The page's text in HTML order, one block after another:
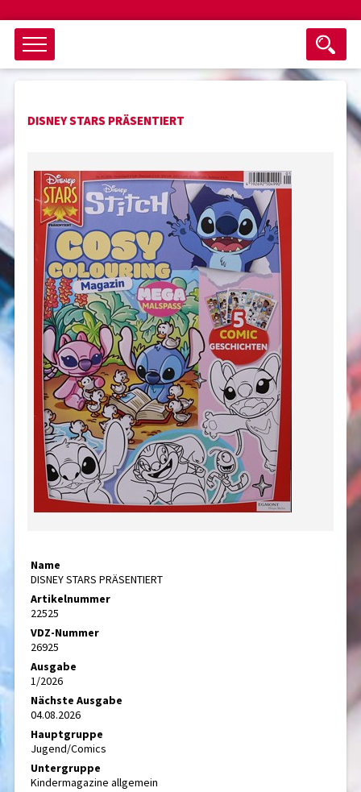
Objektsuche
als ganzes Wort suchen
keine eingestellten Titel
nur Titel im Angebot Suche zurücksetzen
Suchen
DISNEY STARS PRÄSENTIERT
Name
DISNEY STARS PRÄSENTIERT
Artikelnummer
22525
VDZ-Nummer
26925
Ausgabe
1/2026
Nächste Ausgabe
04.08.2026
Hauptgruppe
Jugend/Comics
Untergruppe
Kindermagazine allgemein